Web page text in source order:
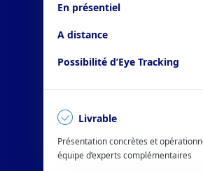
En présentiel
A distance
Possibilité d’Eye Tracking
Livrable
Présentation concrètes et
équipe d’experts complémentaires